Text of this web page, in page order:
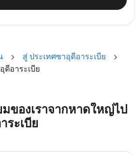
สู่ ประเทศซาอุดีอาระเบีย
ดีอาระเบีย
ของเราจากหาดใหญ่ไป
ระเบีย